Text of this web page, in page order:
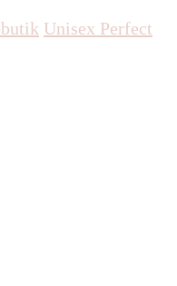
Unisex Perfect